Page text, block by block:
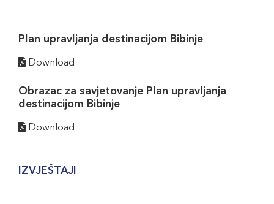
Plan upravljanja destinacijom Bibinje
Download
Obrazac za savjetovanje Plan upravljanja
destinacijom Bibinje
Download
IZVJEŠTAJI